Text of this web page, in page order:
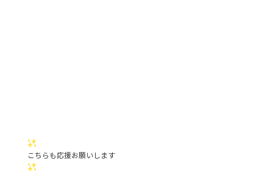
こちらも応援お願いします